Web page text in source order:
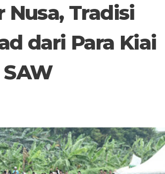
Nusa, Tradisi
dari Para Kiai